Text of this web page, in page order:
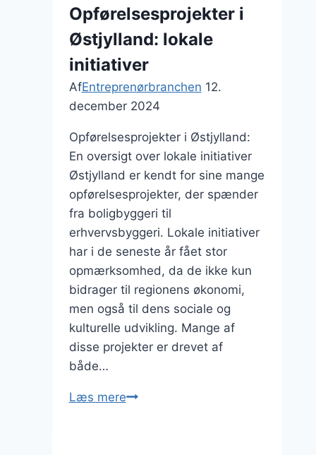
byggeteknik
Opførelsesprojekter i
Østjylland: lokale
initiativer
AfEntreprenørbranchen 12.
december 2024
Opførelsesprojekter i Østjylland:
En oversigt over lokale initiativer
Østjylland er kendt for sine mange
opførelsesprojekter, der spænder
fra boligbyggeri til
erhvervsbyggeri. Lokale initiativer
har i de seneste år fået stor
opmærksomhed, da de ikke kun
bidrager til regionens økonomi,
men også til dens sociale og
kulturelle udvikling. Mange af
disse projekter er drevet af
både…
Læs mereOpførelsesprojekter